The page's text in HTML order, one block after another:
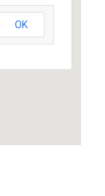
OK